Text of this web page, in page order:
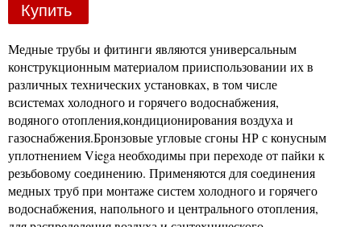
Купить
Медные трубы и фитинги являются универсальным
конструкционным материалом прииспользовании их в
различных технических установках, в том числе
всистемах холодного и горячего водоснабжения,
водяного отопления,кондиционирования воздуха и
газоснабжения.Бронзовые угловые сгоны НР с конусным
уплотнением Viega необходимы при переходе от пайки к
резьбовому соединению. Применяются для соединения
медных труб при монтаже систем холодного и горячего
водоснабжения, напольного и центрального отопления,